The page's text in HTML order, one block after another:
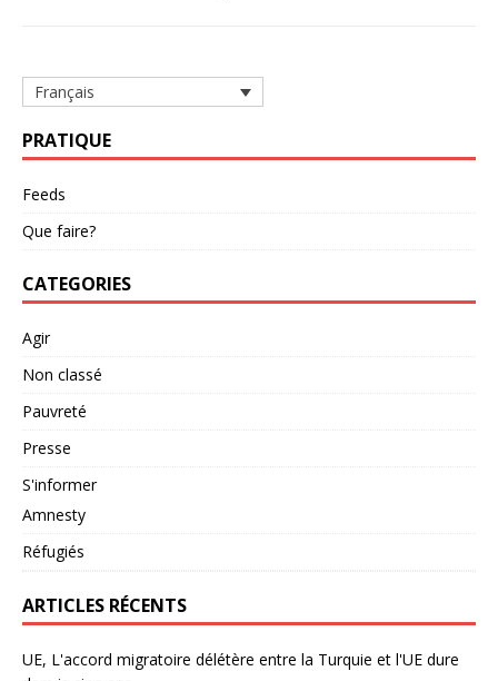
Français
PRATIQUE
Feeds
Que faire?
CATEGORIES
Agir
Non classé
Pauvreté
Presse
S'informer
Amnesty
Réfugiés
ARTICLES RÉCENTS
UE, L'accord migratoire délétère entre la Turquie et l'UE dure